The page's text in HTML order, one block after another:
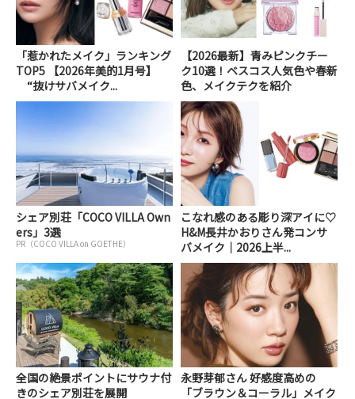
「惹かれたメイク」ランキング
TOP5 【2026年美的1月号】
“抜けサバメイク...
【2026最新】青みピンクチー
ク10選！ベスコス人気色や春新
色、メイクテクを紹介
シェア別荘「COCO VILLA Own
ers」3選
PR（COCO VILLA on GOETHE）
こなれ感のある彫り深アイに♡
H&M長井かおりさん発コンサ
バメイク｜2026上半...
全国の絶景ポイントにサウナ付
きのシェア別荘を展開
永野芽郁さん 好感度高めの
「ブラウン＆コーラル」メイク